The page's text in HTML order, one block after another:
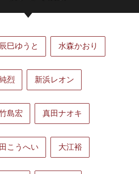
辰巳ゆうと 水森かおり
烈 新浜レオン
島宏 真田ナオキ
こうへい 大江裕